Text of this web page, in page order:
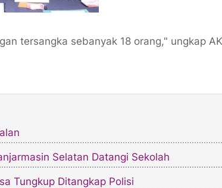
tersangka sebanyak 18 orang," ungkap
Selatan Datangi Sekolah
Tungkup Ditangkap Polisi